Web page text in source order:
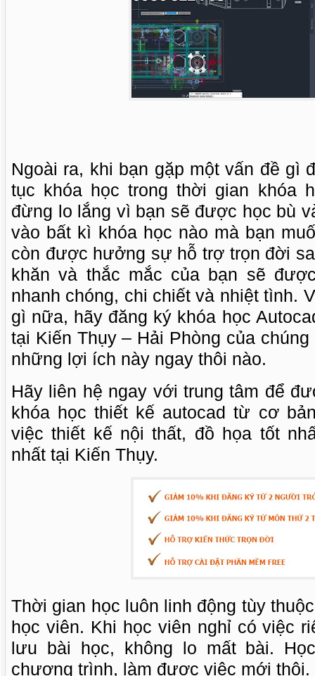
Ngoài ra, khi bạn gặp một vấn đề gì
tục khóa học trong thời gian khóa
đừng lo lắng vì bạn sẽ được học bù
vào bất kì khóa học nào mà bạn
còn được hưởng sự hỗ trợ trọn đời
khăn và thắc mắc của bạn sẽ
nhanh chóng, chi chiết và nhiệt tình.
gì nữa, hãy đăng ký khóa học
tại Kiến Thụy – Hải Phòng của
những lợi ích này ngay thôi nào.
Hãy liên hệ ngay với trung tâm để
khóa học thiết kế autocad từ cơ
việc thiết kế nội thất, đồ họa tốt
nhất tại Kiến Thụy.
Thời gian học luôn linh động tùy
học viên. Khi học viên nghỉ có việc
lưu bài học, không lo mất bài.
chương trình, làm được việc mới thôi.